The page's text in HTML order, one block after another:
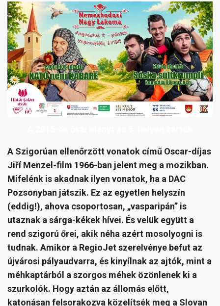
A Szigorúan ellenőrzött vonatok című Oscar-díjas
Jiří Menzel-film 1966-ban jelent meg a mozikban.
Mifelénk is akadnak ilyen vonatok, ha a DAC
Pozsonyban játszik. Ez az egyetlen helyszín
(eddig!), ahova csoportosan, „vasparipán” is
utaznak a sárga-kékek hívei. És velük együtt a
rend szigorú őrei, akik néha azért mosolyogni is
tudnak. Amikor a RegioJet szerelvénye befut az
újvárosi pályaudvarra, és kinyílnak az ajtók, mint a
méhkaptárból a szorgos méhek özönlenek ki a
szurkolók. Hogy aztán az állomás előtt,
katonásan felsorakozva közelítsék meg a Slovan